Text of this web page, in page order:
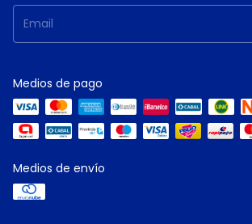
Medios de pago
Medios de envío